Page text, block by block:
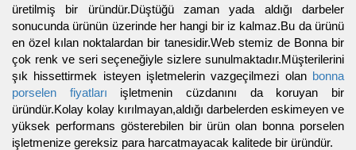
üretilmiş bir üründür.Düştüğü zaman yada aldığı darbeler
sonucunda ürünün üzerinde her hangi bir iz kalmaz.Bu da ürünü
en özel kılan noktalardan bir tanesidir.Web stemiz de Bonna bir
çok renk ve seri seçeneğiyle sizlere sunulmaktadır.Müşterilerini
şık hissettirmek isteyen işletmelerin vazgeçilmezi olan bonna
porselen fiyatları işletmenin cüzdanını da koruyan bir
üründür.Kolay kolay kırılmayan,aldığı darbelerden eskimeyen ve
yüksek performans gösterebilen bir ürün olan bonna porselen
işletmenize gereksiz para harcatmayacak kalitede bir üründür.